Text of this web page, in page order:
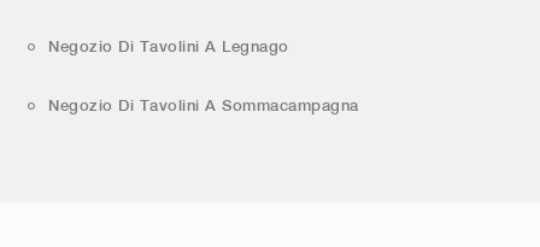
Negozio Di Tavolini A Legnago
Negozio Di Tavolini A Sommacampagna